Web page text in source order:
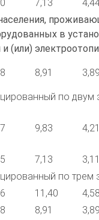
7,13
в
(или)
8,91
по двум
9,83
7,13
по трем
11,40
8,91